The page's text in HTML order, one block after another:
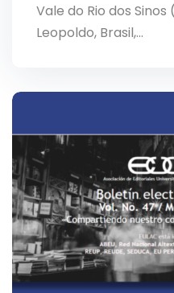
Vale do Rio dos Sinos
Leopoldo, Brasil,…